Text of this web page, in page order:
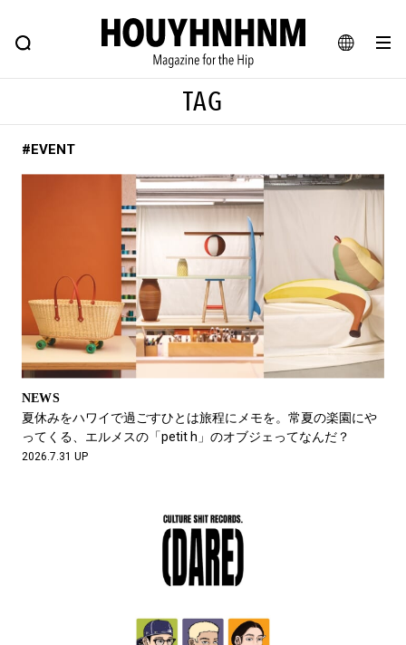
JA
FEATURE BLOG SNAP
ヒップなファッション、カルチャー、ライフスタイルWEBマガジン
#注目のタグ
#SHOPPING ADDICT #憧れの逸品
#ESSENTIAL DESIGNS #古着サミット
#NEW VINTAGE #マイナーグッド図鑑
#路地裏てぃーん。 #MONTHLY JOURNAL
#GH 銘品の所以 #フイナムのYouTube
#Commune H #FOCUS IT #AH.H
#ととけん #FASHION #MUSIC #MOVIE
#LIFESTYLE
#SPORTS #HANDSOME HANDBOOK
TAG
#EVENT
NEWS
夏休みをハワイで過ごすひとは旅程にメモを。常夏の楽園にや
ってくる、エルメスの「petit h」のオブジェってなんだ？
2026.7.31 UP